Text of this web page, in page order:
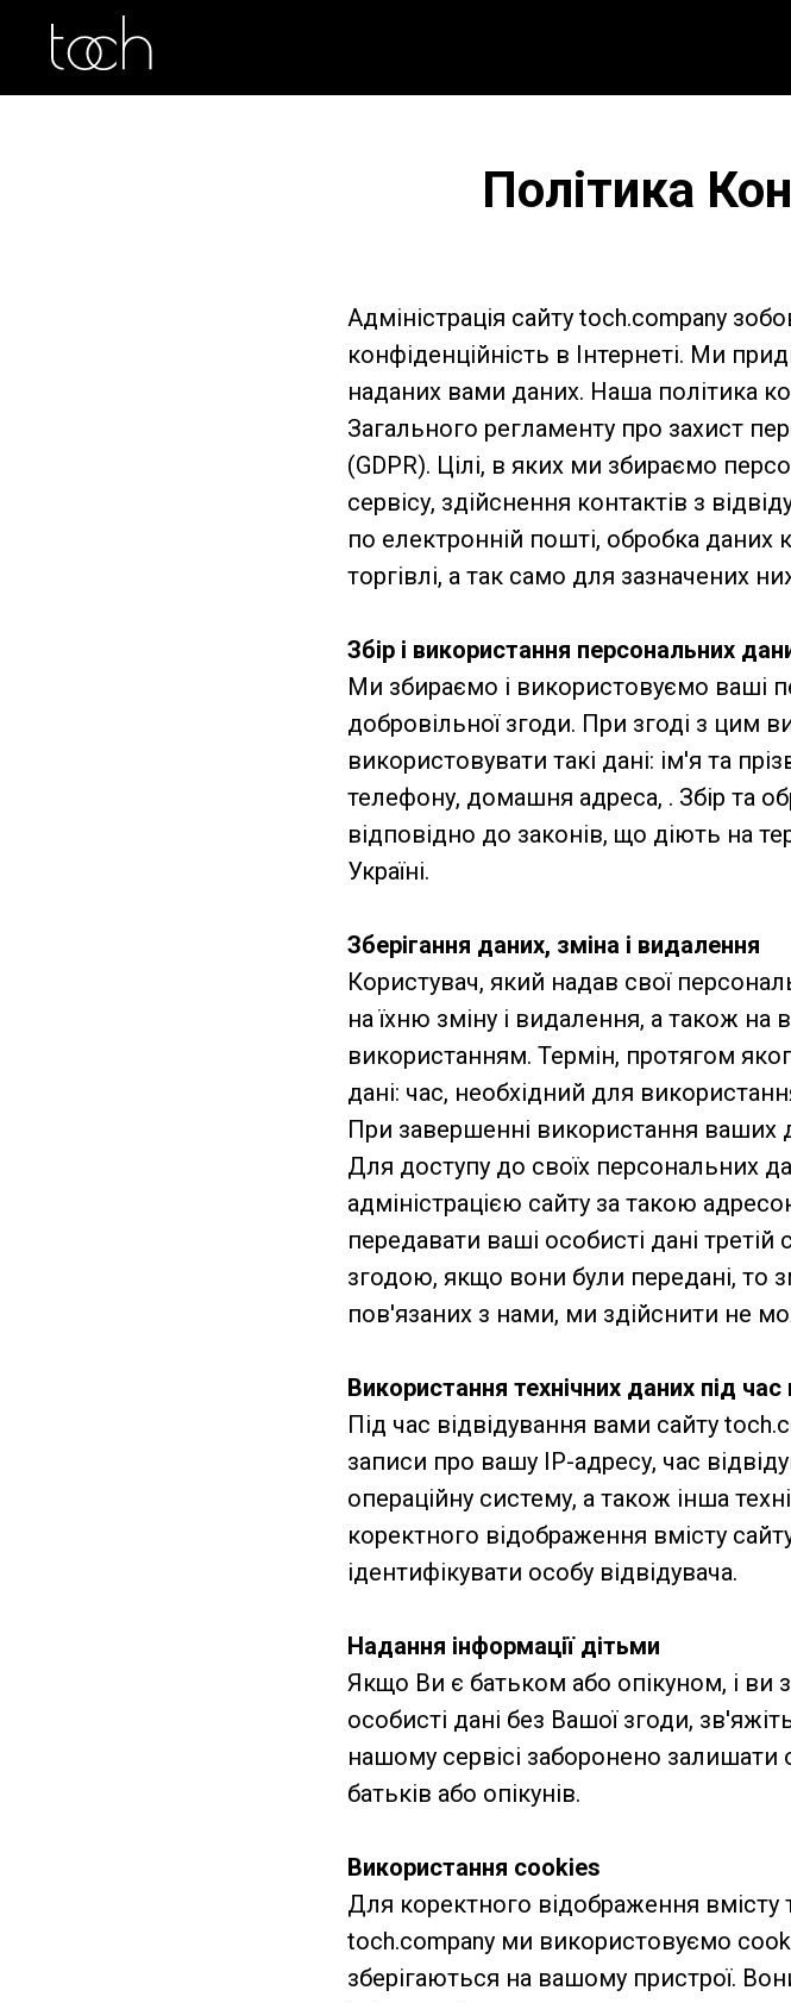
Політика
Адміністрація сайту toch.company
конфіденційність в Інтернеті. Ми
наданих вами даних. Наша політика
Загального регламенту про захист
(GDPR). Цілі, в яких ми збираємо
сервісу, здійснення контактів з
по електронній пошті, обробка даних
торгівлі, а так само для зазначених
Збір і використання персональних
Ми збираємо і використовуємо ваші
добровільної згоди. При згоді з цим
використовувати такі дані: ім'я та
телефону, домашня адреса, . Збір та
відповідно до законів, що діють на
Україні.
Зберігання даних, зміна і видалення
Користувач, який надав свої
на їхню зміну і видалення, а також на
використанням. Термін, протягом
дані: час, необхідний для
При завершенні використання ваших
Для доступу до своїх персональних
адміністрацією сайту за такою
передавати ваші особисті дані
згодою, якщо вони були передані, то
пов'язаних з нами, ми здійснити не
Використання технічних даних під час
Під час відвідування вами сайту
записи про вашу IP-адресу, час
операційну систему, а також інша
коректного відображення вмісту
ідентифікувати особу відвідувача.
Надання інформації дітьми
Якщо Ви є батьком або опікуном, і ви
особисті дані без Вашої згоди,
нашому сервісі заборонено залишати
батьків або опікунів.
Використання cookies
Для коректного відображення вмісту
toch.company ми використовуємо
зберігаються на вашому пристрої.